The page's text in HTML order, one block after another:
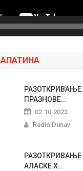
РАЗОТКРИВАЊЕ
ПРАЗНОВЕ...
02.10.2023.
Radio Dunav
РАЗОТКРИВАЊЕ
АЛАСКЕ Х...